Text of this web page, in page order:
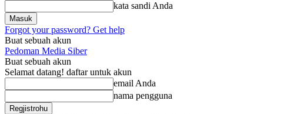
kata sandi Anda
Forgot your password? Get help
Buat sebuah akun
Pedoman Media Siber
Buat sebuah akun
Selamat datang! daftar untuk akun
email Anda
nama pengguna